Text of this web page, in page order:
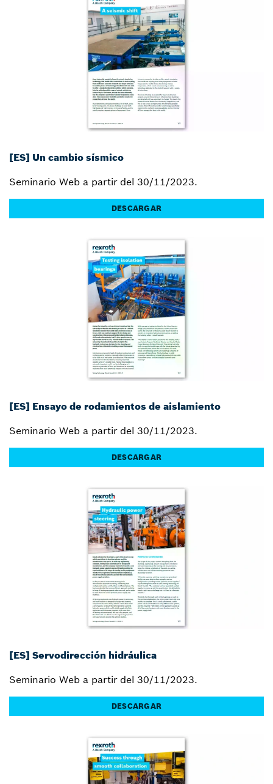
[ES] Un cambio sísmico
Seminario Web a partir del 30/11/2023.
DESCARGAR
[ES] Ensayo de rodamientos de aislamiento
Seminario Web a partir del 30/11/2023.
DESCARGAR
[ES] Servodirección hidráulica
Seminario Web a partir del 30/11/2023.
DESCARGAR